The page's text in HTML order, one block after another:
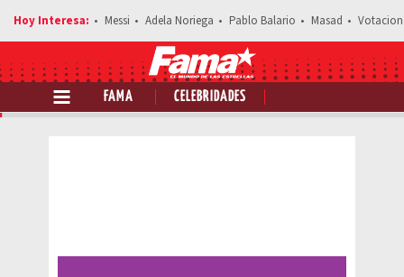
Messi Adela Noriega Pablo Balario Masad
FAMA CELEBRIDADES
Comparte esta noticia